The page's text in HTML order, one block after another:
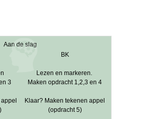
3
BK
Lezen en markeren.
Maken opdracht 1,2,3 en 4
Klaar? Maken tekenen appel
(opdracht 5)
Aan de slag